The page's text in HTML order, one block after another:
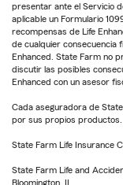
presentar ante el Servicio
aplicable un Formulario
recompensas de Life
de cualquier consecuencia
Enhanced. State Farm no
discutir las posibles
Enhanced con un asesor
Cada aseguradora de
por sus propios productos.
State Farm Life Insurance
State Farm Life and
Bloomington, IL